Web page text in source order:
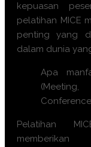
kepuasan
pelatihan MICE
penting yang
dalam dunia
Apa
Pelatihan